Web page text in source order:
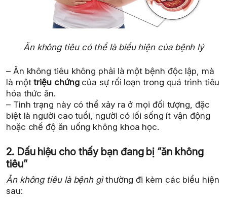
Ăn không tiêu có thể là biểu hiện của bệnh lý
– Ăn không tiêu không phải là một bệnh độc lập, mà
là mộttriệu chứngcủa sự rối loạn trong quá trình tiêu
hóa thức ăn.
– Tình trạng này có thể xảy ra ở mọi đối tượng, đặc
biệt là người cao tuổi, người có lối sống ít vận động
hoặc chế độ ăn uống không khoa học.
2. Dấu hiệu cho thấy bạn đang bị “ăn không
tiêu”
Ăn không tiêu là bệnh gìthường đi kèm các biểu hiện
sau: